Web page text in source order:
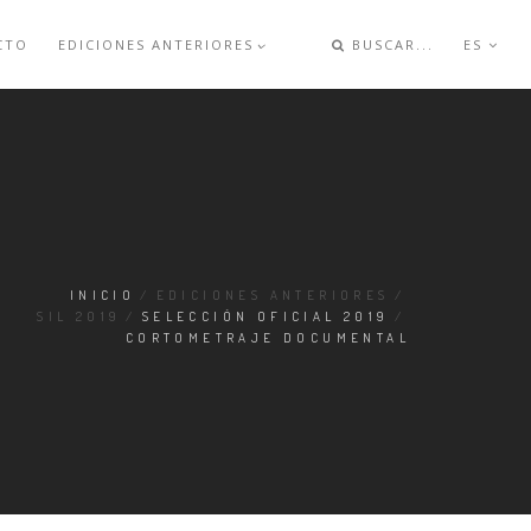
BUSCAR... ES
EDICIONES ANTERIORES
INICIO / EDICIONES ANTERIORES
/
SIL 2019
/ SELECCIÓN OFICIAL 2019
/
CORTOMETRAJE DOCUMENTAL